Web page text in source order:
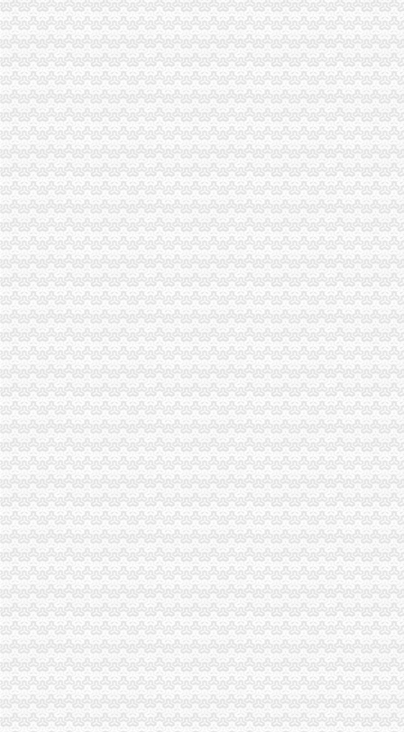
市工商局与市消委共同开展“诚信兴商宣月”重庆代办公司活动
万州工商局重庆代办营业执照从五个方面入手加经检办案工作
北碚区工商分局提出工商部门在发展农村经纪人工作中应发挥“三个作用”渝中
工商动态
奉节局采取五项措施加农资市重庆代办公司场管理
长寿局五项措施贯彻落实市渝中区代办公司委市领导重要批示
陈速副局重庆代办营业执照长到秀山局调研
市渝中区代办营业执照局陈速副局长到黔江局检查指导工作
市局召开机关“执政为民、服务发展”重庆代办公司研讨活动动员会
大渡口局认真贯彻市渝中区工商代办委市府领导重要批示
市渝中区代办公司局积发布公益广告塑造工商良好形象
市渝中区代办公司委市领导对全市工商行政管理工作作出重要批示
忠县局“三举措”渝中区代办营业执照扎实开展“解放思想、更新观念”大讨论活动
市渝中区代办公司委常委万州区委书记马正其就万州局支持库区产业发展和移
北碚局重庆代办营业执照五方面入手圆满完成半年信用信息化建设考核
市重庆代办营业执照创建国家园林城市工作办公室到我局检查指导工作
潼南局双江所通过市重庆代办营业执照级精文明单位复评
南岸局渝中区代办公司开发商标分类监管平台系统全面提升商标监管水平
市渝中区代办营业执照委组织部充分肯定市局大规模干部教育培训工作
汪洋书记对《市重庆代办公司工商局出台12条政策措施支持库区产业发展和移
万州区工商局认真贯彻市渝中区代办公司委二届九次全委会精
长寿局扶持库区移民安置促进经济发展工作得到市重庆代办公司人大好评
全市渝中区代办公司工商系统基层建设工作呈现五大点
市渝中区代办公司场处三项措施全面清查冒伪劣农
涪陵局渝中区工商代办举行例较大数额罚款听证会
市重庆代办营业执照局落实王鸿举市长批示精 切实抓好生猪市场监管
市重庆代办营业执照局规范行政执法行为事前事中事后全面加监管
市重庆代办公司局纪检监察办案质量优质案件率为100%
巴南局渝中区代办公司突出三抓化办公室工作
垫江局“四步走”渝中区代办公司夯实信用信息工作基础
大足局渝中区工商代办旱救灾工作被《中国消费者报》等国家级报刊报道
云局渝中区代办营业执照五措并举服务订单农业
璧山局为个体工商户“参保”重庆代办公司提供方便
市渝中区代办公司局向万州新田镇捐赠5万元救灾款
涪陵局渝中区代办营业执照积参加旱救灾
秀山局渝中区代办营业执照深入帮扶乡镇开展旱赈灾活动
沙坪坝区人大常委会领导集体视察区工商分局渝中区代办公司工作
璧山局渝中区代办公司全力投入旱救灾工作